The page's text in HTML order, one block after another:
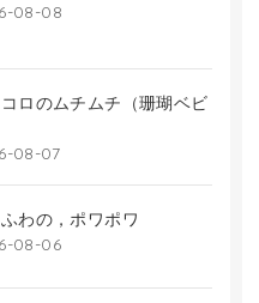
08-08
ロのムチムチ（珊瑚ベビ
08-07
わの，ポワポワ
08-06